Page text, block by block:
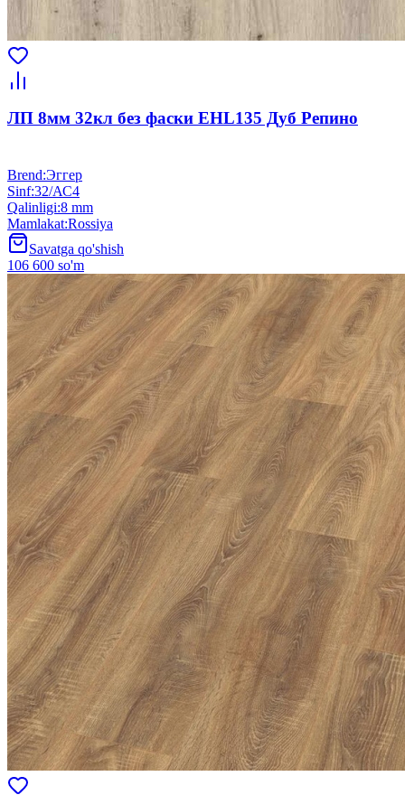
ЛП 8мм 32кл без фаски EHL135 Дуб Репино
Brend:Эггер
Sinf:32/АС4
Qalinligi:8 mm
Mamlakat:Rossiya
Savatga qo'shish
106 600 so'm